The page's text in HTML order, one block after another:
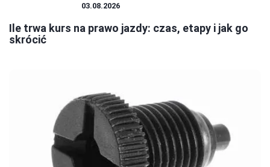
03.08.2026
Ile trwa kurs na prawo jazdy: czas, etapy i jak go
skrócić